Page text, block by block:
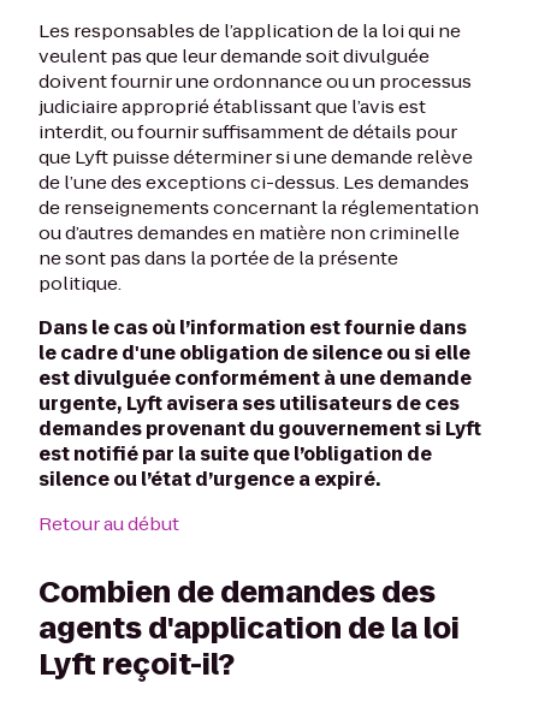
Les responsables de l’application de la loi qui ne
veulent pas que leur demande soit divulguée
doivent fournir une ordonnance ou un processus
judiciaire approprié établissant que l’avis est
interdit, ou fournir suffisamment de détails pour
que Lyft puisse déterminer si une demande relève
de l’une des exceptions ci-dessus. Les demandes
de renseignements concernant la réglementation
ou d’autres demandes en matière non criminelle
ne sont pas dans la portée de la présente
politique.
Dans le cas où l’information est fournie dans
le cadre d'une obligation de silence ou si elle
est divulguée conformément à une demande
urgente, Lyft avisera ses utilisateurs de ces
demandes provenant du gouvernement si Lyft
est notifié par la suite que l’obligation de
silence ou l’état d’urgence a expiré.
Retour au début
Combien de demandes des
agents d'application de la loi
Lyft reçoit-il?